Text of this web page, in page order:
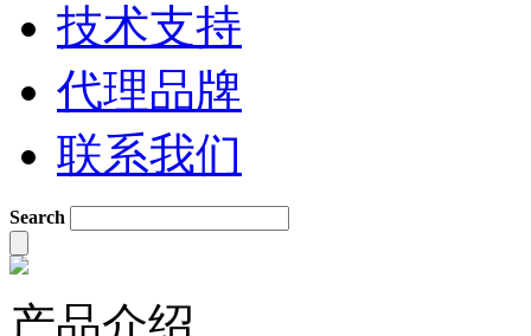
技术支持
代理品牌
联系我们
Search
产品介绍